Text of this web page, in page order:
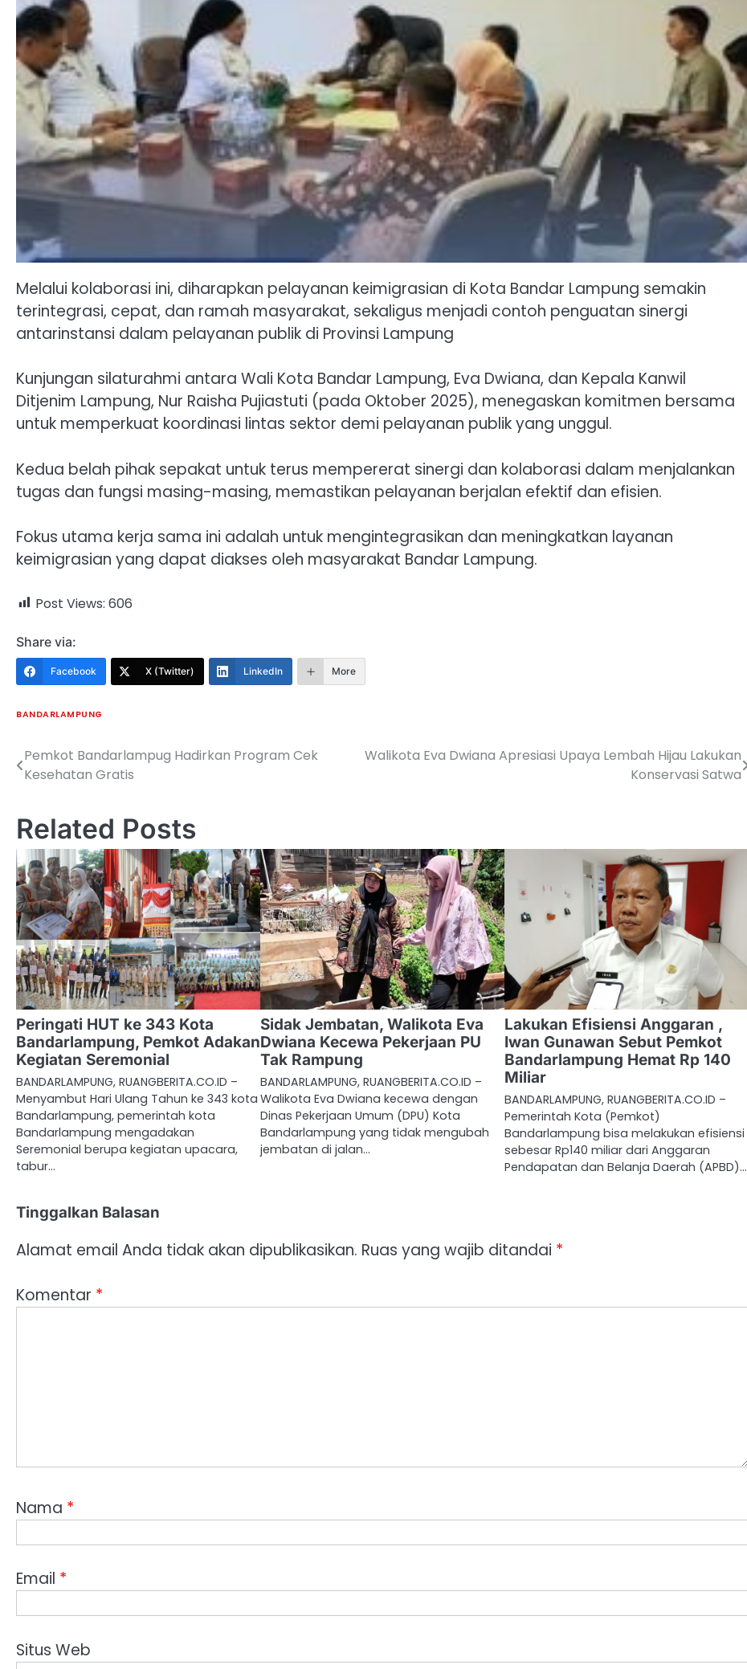
Melalui kolaborasi ini, diharapkan pelayanan keimigrasian di Kota Bandar Lampung semakin
terintegrasi, cepat, dan ramah masyarakat, sekaligus menjadi contoh penguatan sinergi
antarinstansi dalam pelayanan publik di Provinsi Lampung
Kunjungan silaturahmi antara Wali Kota Bandar Lampung, Eva Dwiana, dan Kepala Kanwil
Ditjenim Lampung, Nur Raisha Pujiastuti (pada Oktober 2025), menegaskan komitmen bersama
untuk memperkuat koordinasi lintas sektor demi pelayanan publik yang unggul.
Kedua belah pihak sepakat untuk terus mempererat sinergi dan kolaborasi dalam menjalankan
tugas dan fungsi masing-masing, memastikan pelayanan berjalan efektif dan efisien.
Fokus utama kerja sama ini adalah untuk mengintegrasikan dan meningkatkan layanan
keimigrasian yang dapat diakses oleh masyarakat Bandar Lampung.
Post Views: 606
Share via:
Facebook X (Twitter) LinkedIn More
BANDARLAMPUNG
Navigasi
Pemkot Bandarlampug Hadirkan Program Cek
Kesehatan Gratis
Walikota Eva Dwiana Apresiasi Upaya Lembah Hijau Lakukan
Konservasi Satwa
Related Posts
Peringati HUT ke 343 Kota
Bandarlampung, Pemkot Adakan
Kegiatan Seremonial
BANDARLAMPUNG, RUANGBERITA.CO.ID –
Menyambut Hari Ulang Tahun ke 343 kota
Bandarlampung, pemerintah kota
Bandarlampung mengadakan
Seremonial berupa kegiatan upacara,
tabur…
Sidak Jembatan, Walikota Eva
Dwiana Kecewa Pekerjaan PU
Tak Rampung
BANDARLAMPUNG, RUANGBERITA.CO.ID –
Walikota Eva Dwiana kecewa dengan
Dinas Pekerjaan Umum (DPU) Kota
Bandarlampung yang tidak mengubah
jembatan di jalan…
Lakukan Efisiensi Anggaran ,
Iwan Gunawan Sebut Pemkot
Bandarlampung Hemat Rp 140
Miliar
BANDARLAMPUNG, RUANGBERITA.CO.ID –
Pemerintah Kota (Pemkot)
Bandarlampung bisa melakukan efisiensi
sebesar Rp140 miliar dari Anggaran
Pendapatan dan Belanja Daerah (APBD)…
Tinggalkan Balasan
Alamat email Anda tidak akan dipublikasikan. Ruas yang wajib ditandai *
Komentar *
Nama *
Email *
Situs Web